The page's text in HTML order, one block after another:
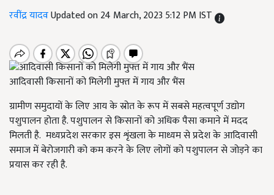
रवींद्र यादवUpdated on 24 March, 2023 5:12 PM IST
आदिवासी किसानों को मिलेगी मुफ्त में गाय और भैंस
ग्रामीण समुदायों के लिए आय के स्रोत के रूप में सबसे महत्वपूर्ण उद्योग
पशुपालन होता है. पशुपालन से किसानों को अधिक पैसा कमाने में मदद
मिलती है. मध्यप्रदेश सरकार इस शृंखला के माध्यम से प्रदेश के आदिवासी
समाज में बेरोजगारी को कम करने के लिए लोगों को पशुपालन से जोड़ने का
प्रयास कर रही है.